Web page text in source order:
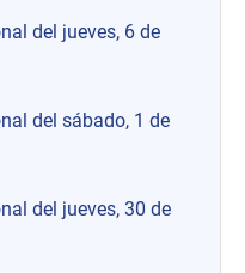
del jueves, 6 de
del sábado, 1 de
del jueves, 30 de